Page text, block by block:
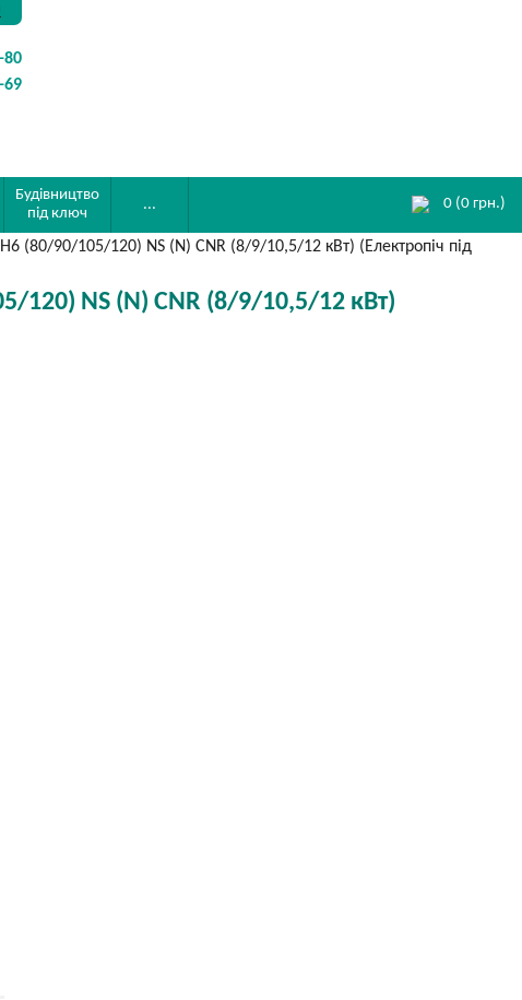
80
69
Будівництво
під ключ
... 0 (0 грн.)
(80/90/105/120) NS (N) CNR (8/9/10,5/12 кВт) (Електропіч під
120) NS (N) CNR (8/9/10,5/12 кВт)